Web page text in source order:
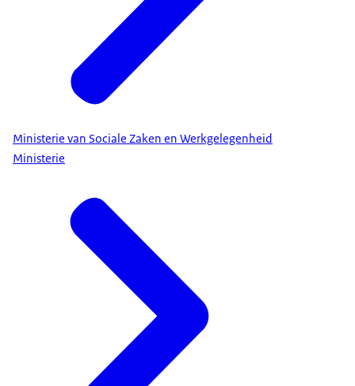
Ministerie van Sociale Zaken en Werkgelegenheid
Ministerie